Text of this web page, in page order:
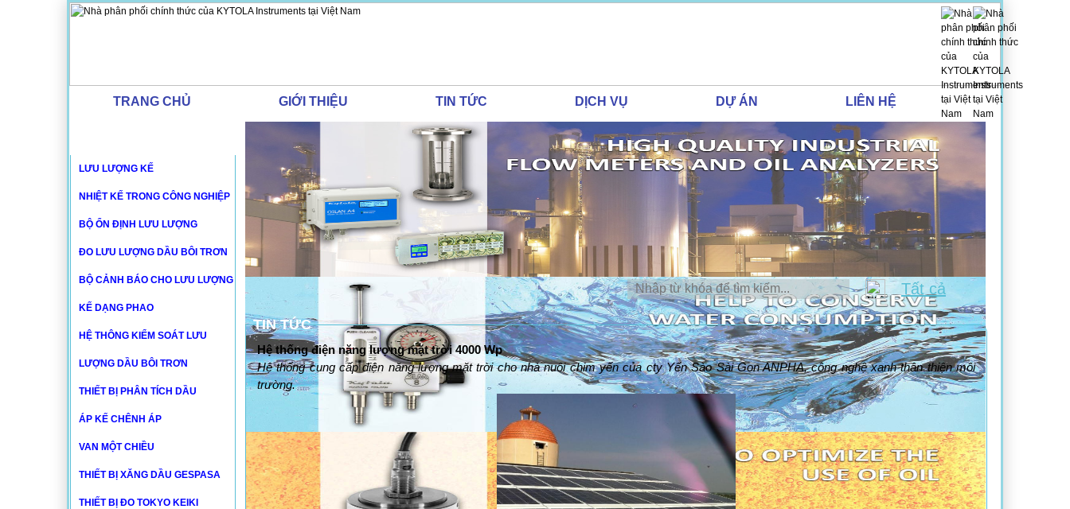
TRANG CHỦ GIỚI THIỆU TIN TỨC DỊCH VỤ DỰ ÁN LIÊN HỆ
LƯU LƯỢNG KẾ
NHIỆT KẾ TRONG CÔNG NGHIỆP
BỘ ỔN ĐỊNH LƯU LƯỢNG
ĐO LƯU LƯỢNG DẦU BÔI TRƠN
BỘ CẢNH BÁO CHO LƯU LƯỢNG
KẾ DẠNG PHAO
HỆ THÔNG KIỂM SOÁT LƯU
LƯỢNG DẦU BÔI TRƠN
THIẾT BỊ PHÂN TÍCH DẦU
ÁP KẾ CHÊNH ÁP
VAN MỘT CHIỀU
THIẾT BỊ XĂNG DẦU GESPASA
THIẾT BỊ ĐO TOKYO KEIKI
Tất cả
TIN TỨC
Hệ thống điện năng lượng mặt trời 4000 Wp
Hệ thống cung cấp điện năng lượng mặt trời cho nhà nuôi chim yến của cty Yến Sào Sài Gon ANPHA, công nghệ xanh thân thiện môi
trường.